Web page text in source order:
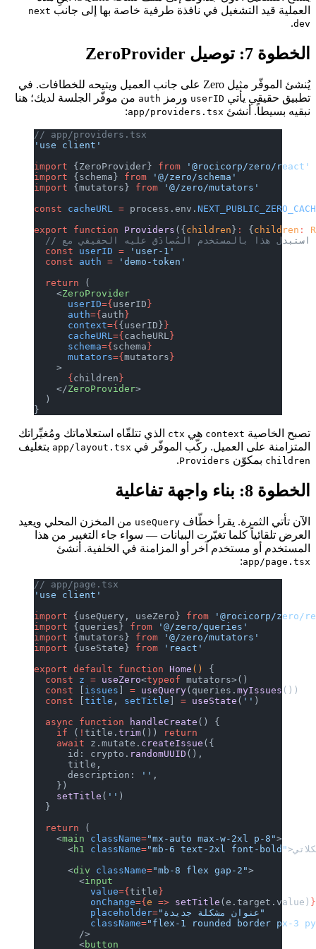
العملية قيد التشغيل في نافذة طرفية خاصة بها إلى جانبnext
dev
.
الخطوة 7: توصيل ZeroProvider
يُنشئ الموفّر مثيل Zero على جانب العميل ويتيحه للخطافات. في
تطبيق حقيقي يأتي userIDورمز authمن موفّر الجلسة لديك؛ هنا
نبقيه بسيطاً. أنشئapp/providers.tsx
:
// app/providers.tsx
'use client'
import {ZeroProvider} from
'@rocicorp/zero/react'
import {schema} from
'@/zero/schema'
import {mutators} from
'@/zero/mutators'
const cacheURL = process.env.
export function Providers ({ children } { children
  const
userID =
'user-1'
  const
auth =
'demo-token'
  return
(
    <
ZeroProvider
      userID
={userID
      auth
={auth
      context
={ {userID}
      cacheURL
={cacheURL
      schema
={schema
      mutators
={mutators
    >
      {
children
    </
ZeroProvider
  )
تصبح الخاصيةcontextهي ctxالذي تتلقّاه استعلاماتك ومُغيِّراتك
المتزامنة على العميل. ركّب الموفّر في app/layout.tsxبتغليف
children بمكوّنProviders
.
الخطوة 8: بناء واجهة تفاعلية
الآن تأتي الثمرة. يقرأ خطّاف useQueryمن المخزن المحلي ويعيد
العرض تلقائياً كلما تغيّرت البيانات — سواء جاء التغيير من هذا
المستخدم أو مستخدم آخر أو المزامنة في الخلفية. أنشئ
app/page.tsx
:
// app/page.tsx
'use client'
import {useQuery, useZero} from
'@rocicorp/zero/
import {queries} from
'@/zero/queries'
import {mutators} from
'@/zero/mutators'
import {useState} from
'react'
export default function Home ()
  const
z = useZero<typeof mutators>()
  const
[ issues ] useQuery (queries.myIssues ())
  const
[title , setTitle ] useState ( ''
  async
function handleCreate () {
    if
( !title. trim ()) return
    await
z.mutate. createIssue ({
      id: crypto.
randomUUID (),
      title,
      description:
''
    })
    setTitle
( ''
  }
  return
(
    <
main className="mx-auto max-w-2xl p-8"
      <
h1 className="mb-6 text-2xl font-bold"
      <
div className="mb-8 flex gap-2"
        <
input
          value
={title
          onChange
={ => setTitle (e.target.value)
          placeholder
=
          className
= "flex-1 rounded border px-3
        />
        <
button